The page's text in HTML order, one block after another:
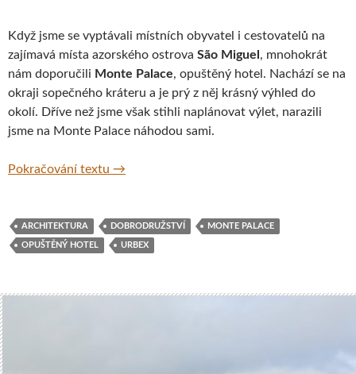
Když jsme se vyptávali místních obyvatel i cestovatelů na
zajímavá místa azorského ostrova São Miguel, mnohokrát
nám doporučili Monte Palace, opuštěný hotel. Nachází se na
okraji sopečného kráteru a je prý z něj krásný výhled do
okolí. Dříve než jsme však stihli naplánovat výlet, narazili
jsme na Monte Palace náhodou sami.
Pokračování textu Opuštěný hotel v Sete Cidades, Azory
→
ARCHITEKTURA DOBRODRUŽSTVÍ MONTE PALACE
OPUŠTĚNÝ HOTEL URBEX